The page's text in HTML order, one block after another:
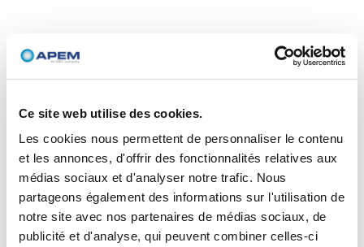
Ce site web utilise des cookies.
Les cookies nous permettent de personnaliser le contenu
et les annonces, d'offrir des fonctionnalités relatives aux
médias sociaux et d'analyser notre trafic. Nous
partageons également des informations sur l'utilisation de
notre site avec nos partenaires de médias sociaux, de
publicité et d'analyse, qui peuvent combiner celles-ci